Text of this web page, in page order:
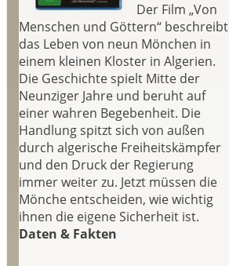
Der Film „Von
Menschen und Göttern“ beschreibt
das Leben von neun Mönchen in
einem kleinen Kloster in Algerien.
Die Geschichte spielt Mitte der
Neunziger Jahre und beruht auf
einer wahren Begebenheit. Die
Handlung spitzt sich von außen
durch algerische Freiheitskämpfer
und den Druck der Regierung
immer weiter zu. Jetzt müssen die
Mönche entscheiden, wie wichtig
ihnen die eigene Sicherheit ist.
Daten & Fakten